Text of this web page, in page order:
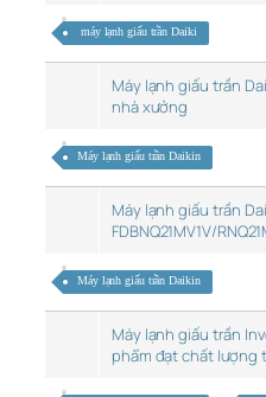
máy lạnh giấu trần Daiki
Máy lạnh giấu trần
nhà xưởng
Máy lạnh giấu trần Daikin
Máy lạnh giấu trần
FDBNQ21MV1V/
Máy lạnh giấu trần Daikin
Máy lạnh giấu trần
phẩm đạt chất lượng